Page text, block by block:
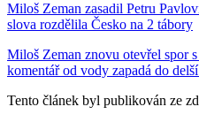
Miloš Zeman zasadil Petru
slova rozdělila Česko na 2 tábory
Miloš Zeman znovu otevřel spor
komentář od vody zapadá do
Tento článek byl publikován ze